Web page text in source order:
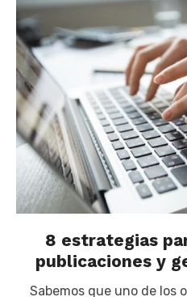
8 estrategias
publicaciones y
Sabemos que uno de los